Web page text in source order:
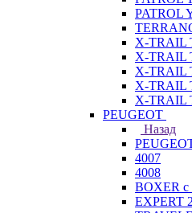
PATROL
X-TRAIL
X-TRAIL
X-TRAIL
X-TRAIL
X-TRAIL
PEUGEOT
Назад
4007
4008
BOXER с
EXPERT